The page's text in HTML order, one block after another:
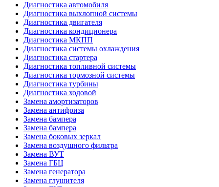
Диагностика автомобиля
Диагностика выхлопной системы
Диагностика двигателя
Диагностика кондиционера
Диагностика МКПП
Диагностика системы охлаждения
Диагностика стартера
Диагностика топливной системы
Диагностика тормозной системы
Диагностика турбины
Диагностика ходовой
Замена амортизаторов
Замена антифриза
Замена бампера
Замена бампера
Замена боковых зеркал
Замена воздушного фильтра
Замена ВУТ
Замена ГБЦ
Замена генератора
Замена глушителя